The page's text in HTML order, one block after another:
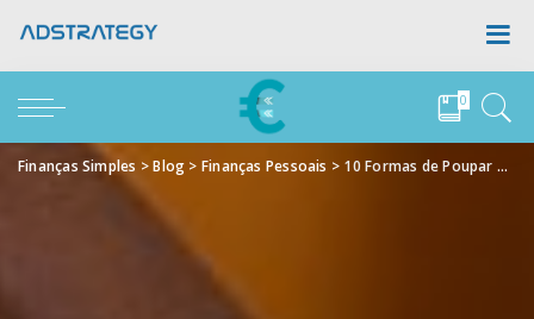
0
Finanças Simples >Blog > Finanças Pessoais > 10 Formas de Poupar Dinheiro